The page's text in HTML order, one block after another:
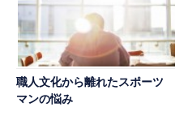
職人文化から離れたスポーツ
マンの悩み